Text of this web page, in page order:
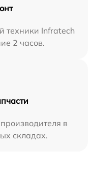
техники Infratech
2 часов.
в
складах.